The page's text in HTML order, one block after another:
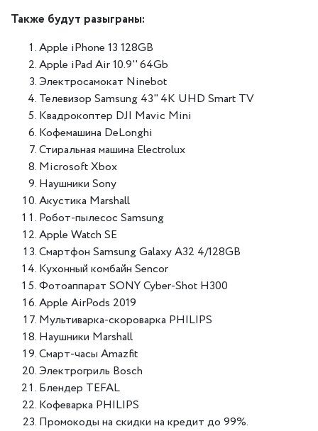
Также будут разыграны:
Apple iPhone 13 128GB
Apple iPad Air 10.9'' 64Gb
Электросамокат Ninebot
Телевизор Samsung 43" 4K UHD Smart TV
Квадрокоптер DJI Mavic Mini
Кофемашина DeLonghi
Стиральная машина Electrolux
Microsoft Xbox
Наушники Sony
Акустика Marshall
Робот-пылесос Samsung
Apple Watch SE
Смартфон Samsung Galaxy A32 4/128GB
Кухонный комбайн Sencor
Фотоаппарат SONY Cyber-Shot H300
Apple AirPods 2019
Мультиварка-скороварка PHILIPS
Наушники Marshall
Смарт-часы Amazfit
Электрогриль Bosch
Блендер TEFAL
Кофеварка PHILIPS
Промокоды на скидки на кредит до 99%.